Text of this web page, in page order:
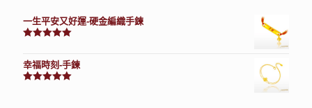
一生平安又好運-硬金編織手鍊
幸福時刻-手鍊